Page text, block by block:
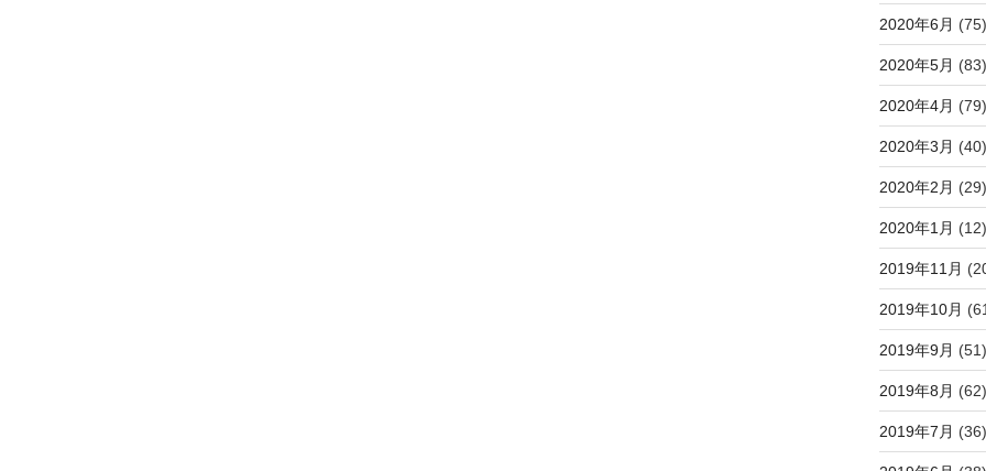
2020年6月 (75)
2020年5月 (83)
2020年4月 (79)
2020年3月 (40)
2020年2月 (29)
2020年1月 (12)
2019年11月
2019年10月
2019年9月 (51)
2019年8月 (62)
2019年7月 (36)